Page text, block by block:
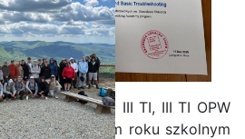
klasy III TI, III TI OPW
już w tym roku szkolnym